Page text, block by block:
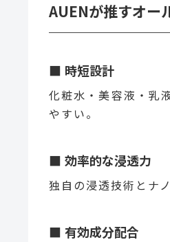
AUENが推すオー
時短設計
化粧水・美容液・乳
やすい。
効率的な浸透力
独自の浸透技術とナ
有効成分配合